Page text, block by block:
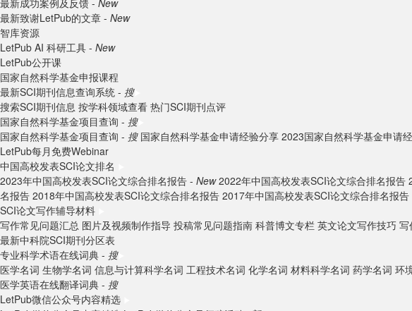
最新成功案例及反馈 - New
最新致谢LetPub的文章 - New
智库资源
LetPub AI 科研工具 - New
LetPub公开课
国家自然科学基金申报课程
最新SCI期刊信息查询系统 - 搜
搜索SCI期刊信息 按学科领域查看 热门SCI期刊点评
国家自然科学基金项目查询 - 搜
国家自然科学基金项目查询 - 搜 国家自然科学基金申请经验分享 2023国家自然科学基金申请
LetPub每月免费Webinar
中国高校发表SCI论文排名
2023年中国高校发表SCI论文综合排名报告 - New 2022年中国高校发表SCI论文综合排名报告
名报告 2018年中国高校发表SCI论文综合排名报告 2017年中国高校发表SCI论文综合排名报告
SCI论文写作辅导材料
写作常见问题汇总 图片及视频制作指导 投稿常见问题指南 科普博文专栏 英文论文写作技巧 写
最新中科院SCI期刊分区表
专业科学术语在线词典 - 搜
医学名词 生物学名词 信息与计算科学名词 工程技术名词 化学名词 材料科学名词 药学名词 环
医学英语在线翻译词典 - 搜
LetPub微信公众号内容精选